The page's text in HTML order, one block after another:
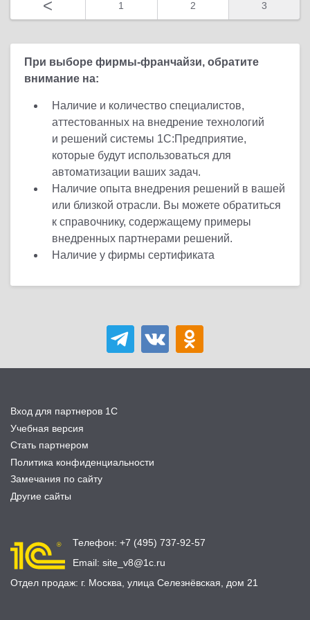
< 1 2 3
При выборе фирмы-франчайзи, обратите
внимание на:
Наличие и количество специалистов,
аттестованных на внедрение технологий
и решений системы 1С:Предприятие,
которые будут использоваться для
автоматизации ваших задач.
Наличие опыта внедрения решений в вашей
или близкой отрасли. Вы можете обратиться
к справочнику, содержащему примеры
внедренных партнерами решений.
Наличие у фирмы сертификата
Вход для партнеров 1С
Учебная версия
Стать партнером
Политика конфиденциальности
Замечания по сайту
Другие сайты
Телефон: +7 (495) 737-92-57
Email: site_v8@1c.ru
Отдел продаж: г. Москва, улица Селезнёвская, дом 21